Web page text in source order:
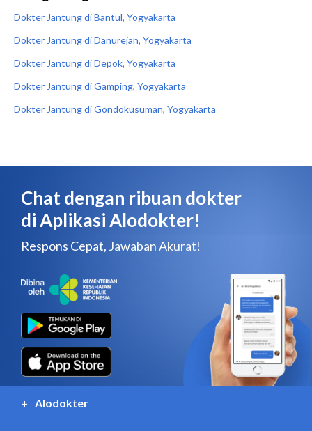
Dokter Jantung di Bantul, Yogyakarta
Dokter Jantung di Danurejan, Yogyakarta
Dokter Jantung di Depok, Yogyakarta
Dokter Jantung di Gamping, Yogyakarta
Dokter Jantung di Gondokusuman, Yogyakarta